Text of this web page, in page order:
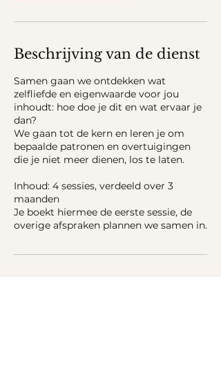
Beschrijving van de dienst
Samen gaan we ontdekken wat
zelfliefde en eigenwaarde voor jou
inhoudt: hoe doe je dit en wat ervaar je
dan?
We gaan tot de kern en leren je om
bepaalde patronen en overtuigingen
die je niet meer dienen, los te laten.
Inhoud: 4 sessies, verdeeld over 3
maanden
Je boekt hiermee de eerste sessie, de
overige afspraken plannen we samen in.